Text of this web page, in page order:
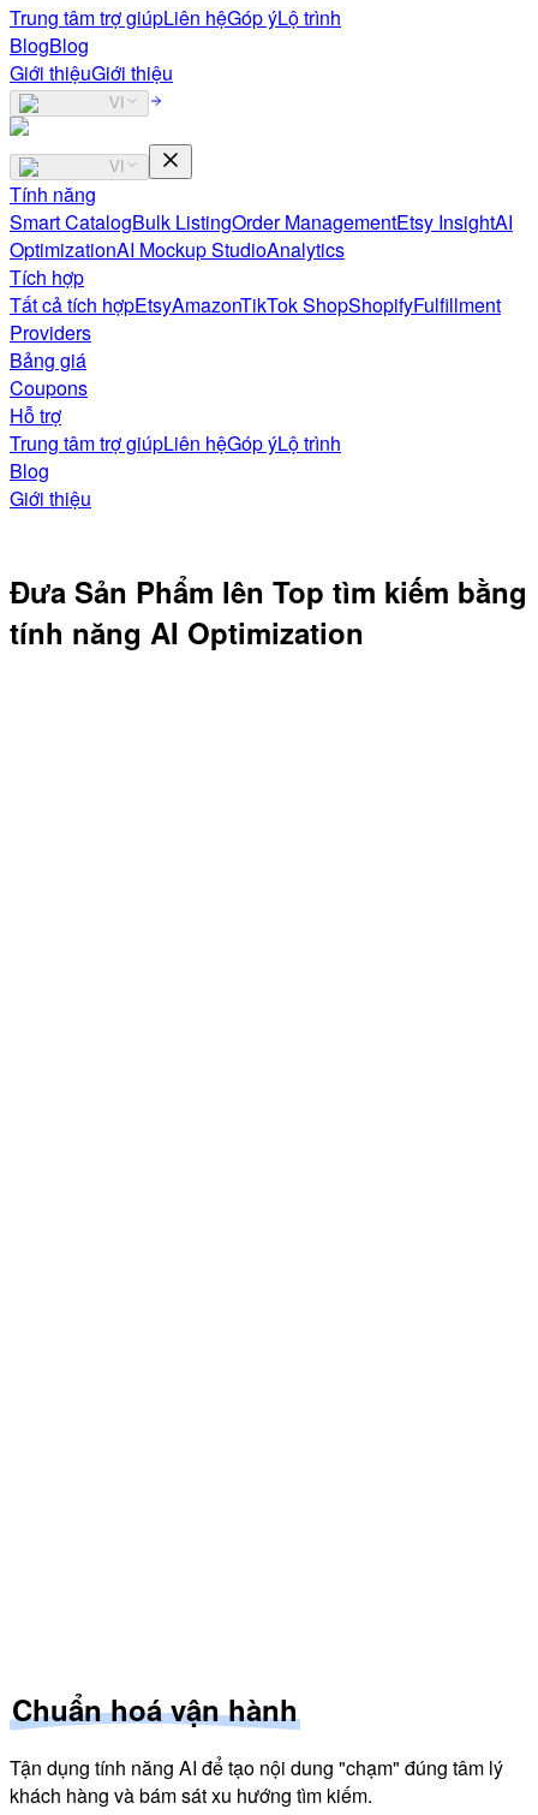
Trung tâm trợ giúpLiên hệGóp ýLộ trình
BlogBlog
Giới thiệuGiới thiệu
VI
VI
Tính năng
Smart CatalogBulk ListingOrder ManagementEtsy InsightAI
OptimizationAI Mockup StudioAnalytics
Tích hợp
Tất cả tích hợpEtsyAmazonTikTok ShopShopifyFulfillment
Providers
Bảng giá
Coupons
Hỗ trợ
Trung tâm trợ giúpLiên hệGóp ýLộ trình
Blog
Giới thiệu
Đưa Sản Phẩm lên Top tìm kiếm bằng
tính năng AI Optimization
Chuẩn hoá vận hành
Tận dụng tính năng AI để tạo nội dung "chạm" đúng tâm lý
khách hàng và bám sát xu hướng tìm kiếm.